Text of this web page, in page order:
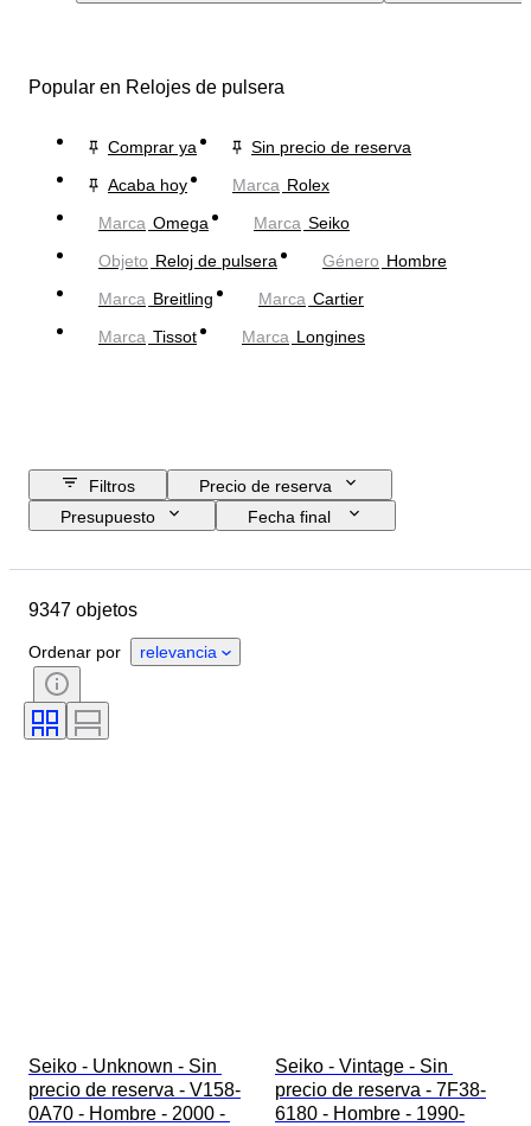
Popular en Relojes de pulsera
Comprar ya
Sin precio de reserva
Acaba hoy
Marca Rolex
Marca Omega Marca Seiko
Objeto Reloj de pulsera Género Hombre
Marca Breitling Marca Cartier
Marca Tissot Marca Longines
Filtros
Precio de reserva
Presupuesto
Fecha final
Longitud de la correa del reloj
País de origen
Género
Estado
Período
Encuadernado
9347 objetos
Ordenar por relevancia
Seiko - Unknown - Sin
precio de reserva - V158-
0A70 - Hombre - 2000 -
Seiko - Vintage - Sin
precio de reserva - 7F38-
6180 - Hombre - 1990-